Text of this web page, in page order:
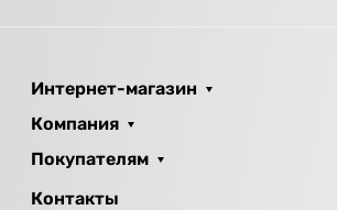
Интернет-магазин
Компания
Покупателям
Контакты